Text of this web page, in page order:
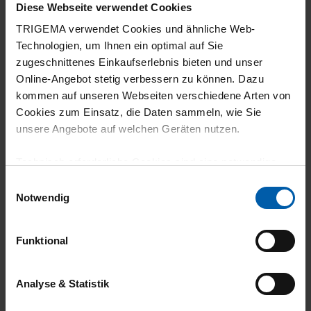
Diese Webseite verwendet Cookies
TRIGEMA verwendet Cookies und ähnliche Web-
Technologien, um Ihnen ein optimal auf Sie
zugeschnittenes Einkaufserlebnis bieten und unser
Online-Angebot stetig verbessern zu können. Dazu
kommen auf unseren Webseiten verschiedene Arten von
Cookies zum Einsatz, die Daten sammeln, wie Sie
unsere Angebote auf welchen Geräten nutzen.
grundlegende Funktionen wie etwa zur Auswahl und
gewährleisten.
Für die Darstellung personalisierter Angebote, Anzeigen
und Inhalte aufgrund Ihres Nutzerverhaltens und Ihres
Notwendig
Funktional
Analyse & Statistik
climate-neutral
Family business